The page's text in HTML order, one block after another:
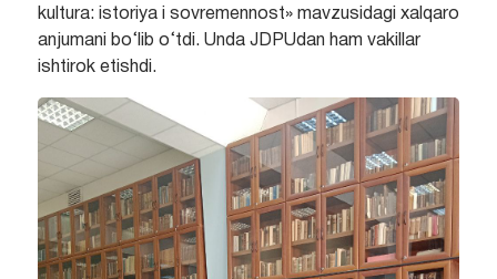
kultura: istoriya i sovremennost» mavzusidagi xalqaro
anjumani bo‘lib o‘tdi. Unda JDPUdan ham vakillar
ishtirok etishdi.